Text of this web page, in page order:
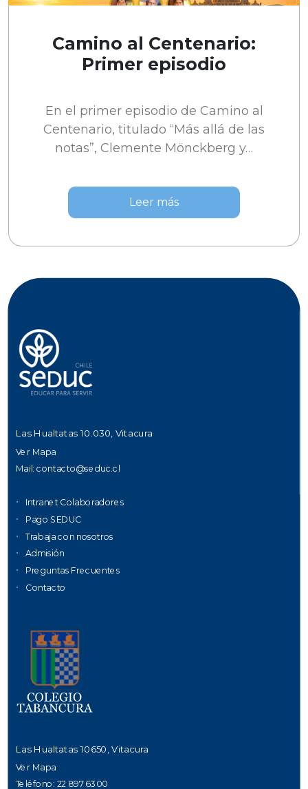
Camino al Centenario:
Primer episodio
En el primer episodio de Camino al
Centenario, titulado “Más allá de las
notas”, Clemente Mönckberg y…
Leer más
Las Hualtatas 10.030, Vitacura
Ver Mapa
Mail:contacto@seduc.cl
Intranet Colaboradores
Pago SEDUC
Trabaja con nosotros
Admisión
Preguntas Frecuentes
Contacto
Las Hualtatas 10650, Vitacura
Ver Mapa
Teléfono: 22 897 6300